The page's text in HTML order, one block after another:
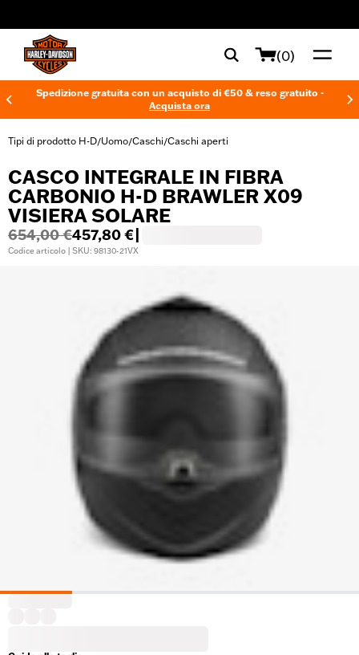
(0)
Spedizione gratuita con un acquisto di €50 & reso gratuito -
Acquista ora
Tipi di prodotto H-D/Uomo/Caschi/Caschi aperti
CASCO INTEGRALE IN FIBRA
CARBONIO H-D BRAWLER X09
VISIERA SOLARE
654,00 €457,80 €
Codice articolo | SKU: 98130-21VX